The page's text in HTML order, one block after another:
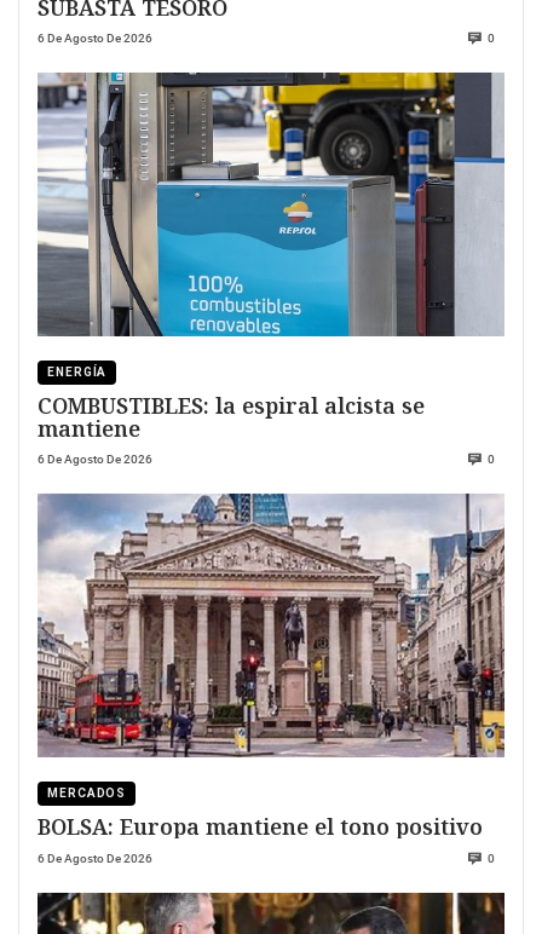
SUBASTA TESORO
6 De Agosto De 2026 0
ENERGÍA
COMBUSTIBLES: la espiral alcista se
mantiene
6 De Agosto De 2026 0
MERCADOS
BOLSA: Europa mantiene el tono positivo
6 De Agosto De 2026 0